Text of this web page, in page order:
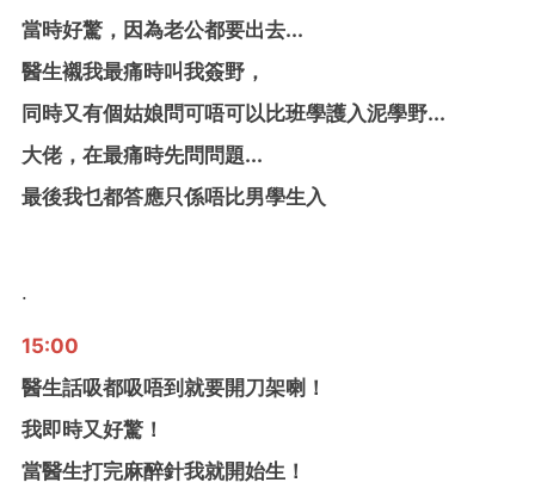
當時好驚，因為老公都要出去...
醫生襯我最痛時叫我簽野，
同時又有個姑娘問可唔可以比班學護入泥學野...
大佬，在最痛時先問問題...
最後我乜都答應只係唔比男學生入
.
15:00
醫生話吸都吸唔到就要開刀架喇！
我即時又好驚！
當醫生打完麻醉針我就開始生！